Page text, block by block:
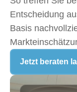
Entscheidung
Basis
Jetzt beraten